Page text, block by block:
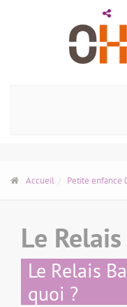
Accueil Petite enfance
Le
Le Relais
quoi ?
Panneau de gestion des